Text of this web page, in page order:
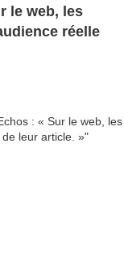
le web, les
réelle